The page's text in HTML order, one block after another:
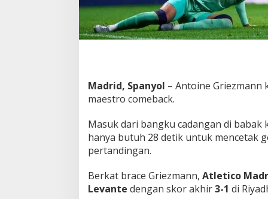
a
i
P
o
a
r
l
o
,
G
r
Madrid, Spanyol – Antoine Griezmann
maestro comeback.
Masuk dari bangku cadangan di babak
hanya butuh 28 detik untuk mencetak
pertandingan.
Berkat brace Griezmann, Atletico
Levante dengan skor akhir3-1 di